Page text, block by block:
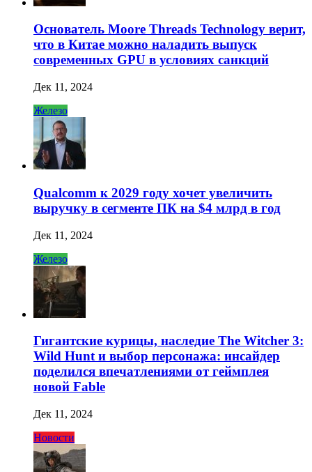
Основатель Moore Threads Technology верит,
что в Китае можно наладить выпуск
современных GPU в условиях санкций
Дек 11, 2024
Железо
Qualcomm к 2029 году хочет увеличить
выручку в сегменте ПК на $4 млрд в год
Дек 11, 2024
Железо
Гигантские курицы, наследие The Witcher 3:
Wild Hunt и выбор персонажа: инсайдер
поделился впечатлениями от геймплея
новой Fable
Дек 11, 2024
Новости